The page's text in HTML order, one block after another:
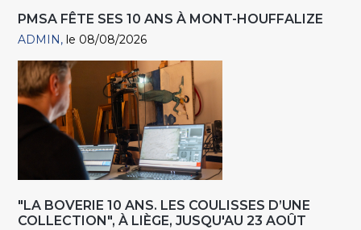
PMSA FÊTE SES 10 ANS À MONT-HOUFFALIZE
ADMIN le 08/08/2026
"LA BOVERIE 10 ANS. LES COULISSES D’UNE
COLLECTION", À LIÈGE, JUSQU'AU 23 AOÛT